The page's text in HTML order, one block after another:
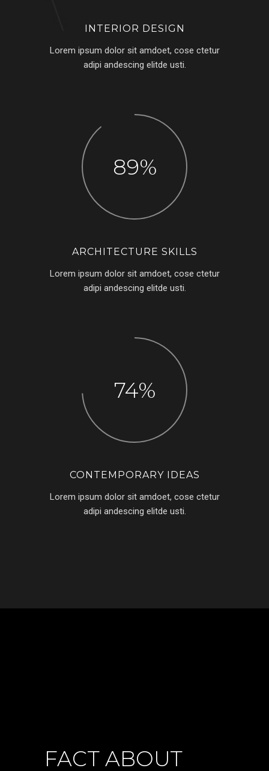
INTERIOR DESIGN
Lorem ipsum dolor sit amdoet, cose ctetur
adipi andescing elitde usti.
89
ARCHITECTURE SKILLS
Lorem ipsum dolor sit amdoet, cose ctetur
adipi andescing elitde usti.
74
CONTEMPORARY IDEAS
Lorem ipsum dolor sit amdoet, cose ctetur
adipi andescing elitde usti.
FACT ABOUT